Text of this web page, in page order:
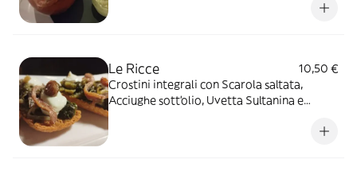
servite con maionese al pesto di Basilico
Le Ricce
10,50 €
Crostini integrali con Scarola saltata,
Acciughe sott'olio, Uvetta Sultanina e